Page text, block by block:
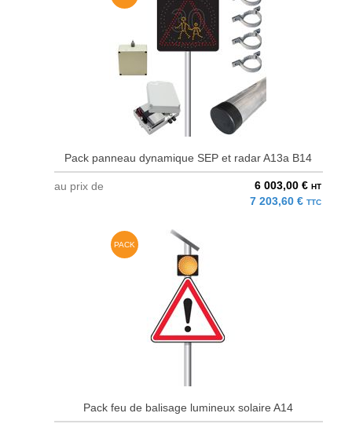
Pack panneau dynamique SEP et radar A13a B14
au prix de 6 003,00 € HT
7 203,60 € TTC
PACK
Pack feu de balisage lumineux solaire A14